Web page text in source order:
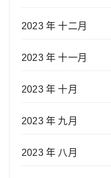
2023 年 十二月
2023 年 十一月
2023 年 十月
2023 年 九月
2023 年 八月